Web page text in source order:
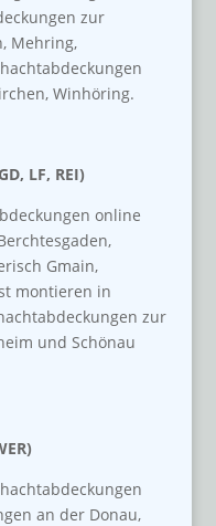
zur
Mehring,
Winhöring.
LF, REI)
online
Gmain,
montieren in
zur
und Schönau
an der Donau,